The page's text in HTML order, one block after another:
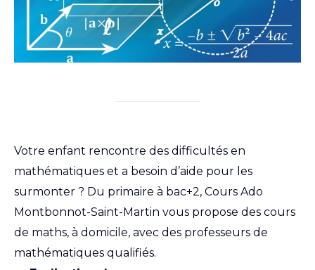
Votre enfant rencontre des difficultés en
mathématiques et a besoin d’aide pour les
surmonter ? Du primaire à bac+2, Cours Ado
Montbonnot-Saint-Martin vous propose des cours
de maths, à domicile, avec des professeurs de
mathématiques qualifiés.